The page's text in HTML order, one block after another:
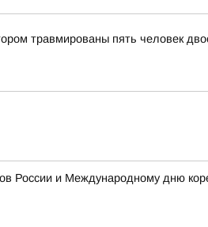
травмированы пять человек
России и Международному дню